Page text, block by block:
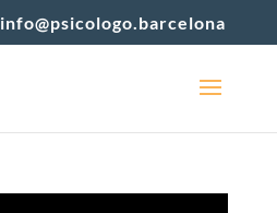
info@psicologo.barcelona